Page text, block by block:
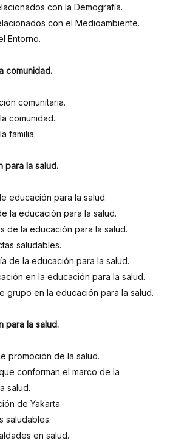
con la Demografía.
con el Medioambiente.
Entorno.
comunidad.
comunitaria.
comunidad.
familia.
para la salud.
educación para la salud.
la educación para la salud.
de la educación para la salud.
saludables.
de la educación para la salud.
en la educación para la salud.
grupo en la educación para la salud.
para la salud.
promoción de la salud.
conforman el marco de la
salud.
de Yakarta.
saludables.
en salud.